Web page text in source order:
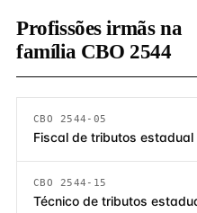
Profissões irmãs na
família CBO 2544
CBO 2544-05
Fiscal de tributos estadual
CBO 2544-15
Técnico de tributos